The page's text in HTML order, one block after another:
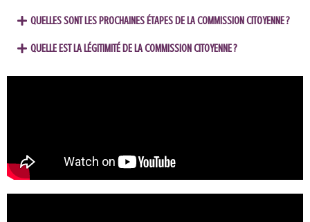
QUELLES SONT LES PROCHAINES ÉTAPES DE LA COMMISSION CITOYENNE ?
QUELLE EST LA LÉGITIMITÉ DE LA COMMISSION CITOYENNE ?